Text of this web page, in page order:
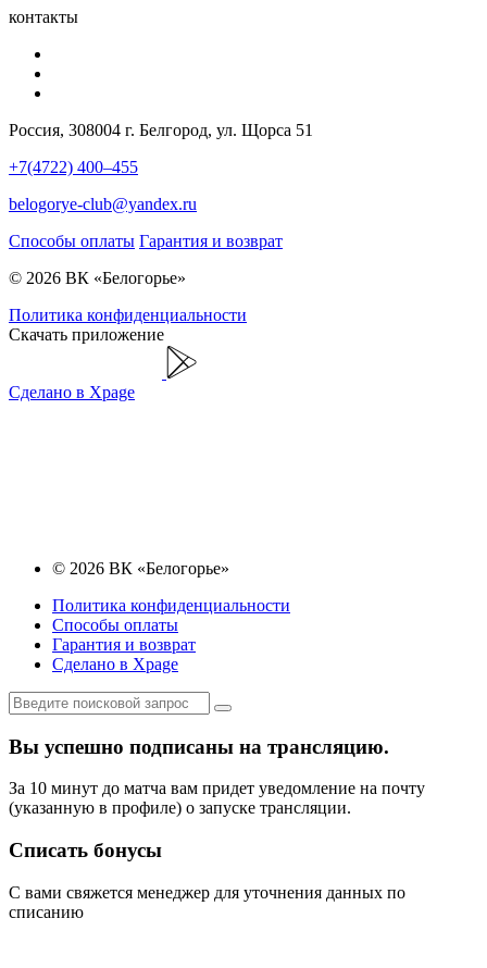
контакты
Россия, 308004 г. Белгород, ул. Щорса 51
+7(4722) 400–455
belogorye-club@yandex.ru
Способы оплаты Гарантия и возврат
© 2026 ВК «Белогорье»
Политика конфиденциальности
Скачать приложение
Сделано в Xpage
© 2026 ВК «Белогорье»
Политика конфиденциальности
Способы оплаты
Гарантия и возврат
Сделано в Xpage
Вы успешно подписаны на трансляцию.
За 10 минут до матча вам придет уведомление на почту
(указанную в профиле) о запуске трансляции.
Списать бонусы
С вами свяжется менеджер для уточнения данных по
списанию